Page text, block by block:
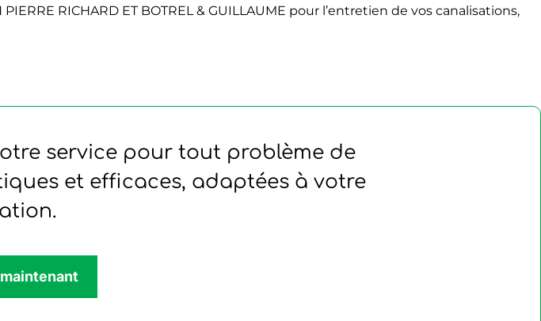
RICHARD ET BOTREL & GUILLAUME pour l’entretien de vos canalisations,
service pour tout problème de
et efficaces, adaptées à votre